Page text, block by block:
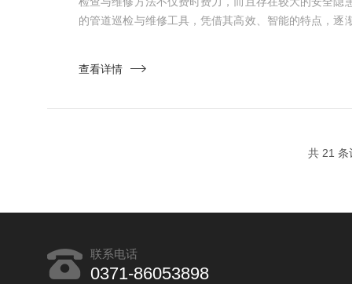
的管道巡检与维修工具，凭借其高效、智能的特点，逐
污浊的管道环境中自主移动，进行实时监测，发现并
查看详情
共 21
联系电话
0371-86053898